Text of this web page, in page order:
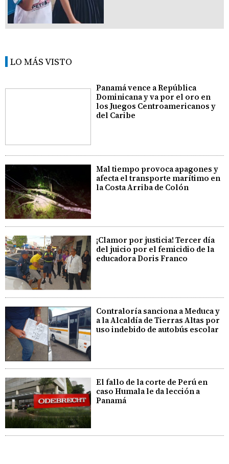
LO MÁS VISTO
Panamá vence a República
Dominicana y va por el oro en
los Juegos Centroamericanos y
del Caribe
Mal tiempo provoca apagones y
afecta el transporte marítimo en
la Costa Arriba de Colón
¡Clamor por justicia! Tercer día
del juicio por el femicidio de la
educadora Doris Franco
Contraloría sanciona a Meduca y
a la Alcaldía de Tierras Altas por
uso indebido de autobús escolar
El fallo de la corte de Perú en
caso Humala le da lección a
Panamá